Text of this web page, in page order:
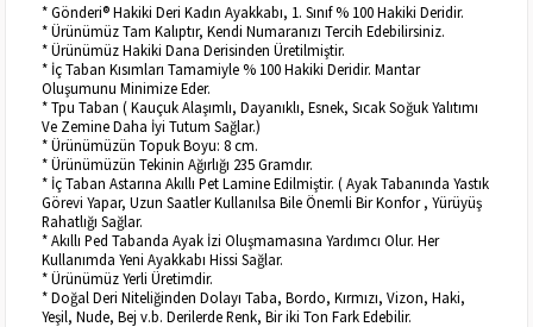
* Gönderi® Hakiki Deri Kadın Ayakkabı, 1. Sınıf % 100 Hakiki Deridir.
* Ürünümüz Tam Kalıptır, Kendi Numaranızı Tercih Edebilirsiniz.
* Ürünümüz Hakiki Dana Derisinden Üretilmiştir.
* İç Taban Kısımları Tamamiyle % 100 Hakiki Deridir. Mantar
Oluşumunu Minimize Eder.
* Tpu Taban ( Kauçuk Alaşımlı, Dayanıklı, Esnek, Sıcak Soğuk Yalıtımı
Ve Zemine Daha İyi Tutum Sağlar.)
* Ürünümüzün Topuk Boyu: 8 cm.
* Ürünümüzün Tekinin Ağırlığı 235 Gramdır.
* İç Taban Astarına Akıllı Pet Lamine Edilmiştir. ( Ayak Tabanında Yastık
Görevi Yapar, Uzun Saatler Kullanılsa Bile Önemli Bir Konfor , Yürüyüş
Rahatlığı Sağlar.
* Akıllı Ped Tabanda Ayak İzi Oluşmamasına Yardımcı Olur. Her
Kullanımda Yeni Ayakkabı Hissi Sağlar.
* Ürünümüz Yerli Üretimdir.
* Doğal Deri Niteliğinden Dolayı Taba, Bordo, Kırmızı, Vizon, Haki,
Yeşil, Nude, Bej v.b. Derilerde Renk, Bir iki Ton Fark Edebilir.